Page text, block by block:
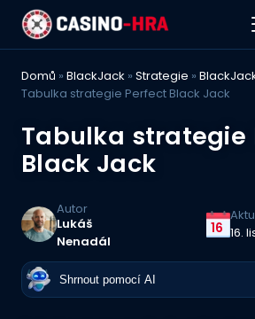
Domů » BlackJack » Strategie »
Tabulka strategie Perfect Black Jack
Tabulka strategie
Black Jack
Autor
Lukáš
Nenadál
16 16.
Shrnout pomocí AI